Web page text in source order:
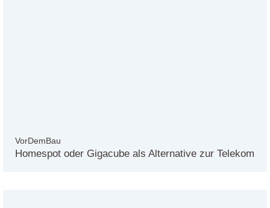
VorDemBau
Homespot oder Gigacube als Alternative zur Telekom